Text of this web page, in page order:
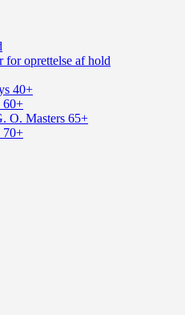
for oprettelse af hold
40+
60+
O. Masters 65+
70+